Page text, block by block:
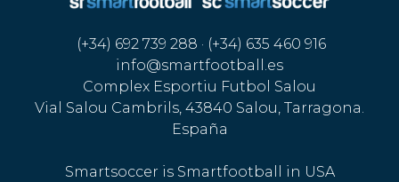
(+34) 692 739 288 · (+34) 635 460 916
info@smartfootball.es
Complex Esportiu Futbol Salou
Vial Salou Cambrils, 43840 Salou, Tarragona.
España
Smartsoccer is Smartfootball in USA